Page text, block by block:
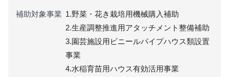
補助対象事業 1.野菜・花き栽培用機械購入補助
2.生産調整推進用アタッチメント整備補助
3.園芸施設用ビニールパイプハウス類設置
事業
4.水稲育苗用ハウス有効活用事業